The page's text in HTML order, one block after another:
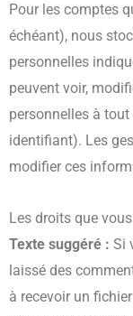
Pour les comptes
échéant), nous
personnelles
peuvent voir,
personnelles à
identifiant). Les
modifier ces
Les droits que
Texte suggéré : Si
laissé des
à recevoir un